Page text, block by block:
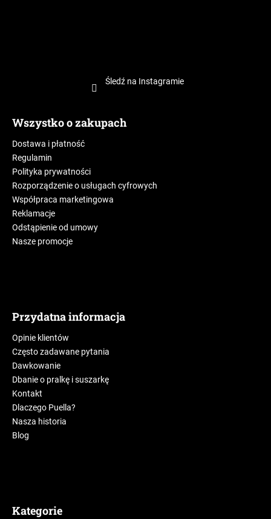
Śledź na Instagramie
Wszystko o zakupach
Dostawa i płatność
Regulamin
Polityka prywatności
Rozporządzenie o usługach cyfrowych
Współpraca marketingowa
Reklamacje
Odstąpienie od umowy
Nasze promocje
Przydatna informacja
Opinie klientów
Często zadawane pytania
Dawkowanie
Dbanie o pralkę i suszarkę
Kontakt
Dlaczego Puella?
Nasza historia
Blog
Kategorie